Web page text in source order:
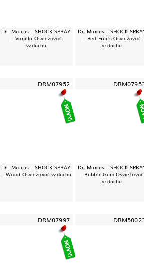
Dr. Marcus – SHOCK SPRAY
– Vanilla Osviežovač
vzduchu
Dr. Marcus – SHOCK
– Red Fruits Osviežovač
vzduchu
DRM07952
Dr. Marcus – SHOCK SPRAY
– Wood Osviežovač vzduchu
Dr. Marcus – SHOCK
– Bubble Gum Osviežovač
vzduchu
DRM07997